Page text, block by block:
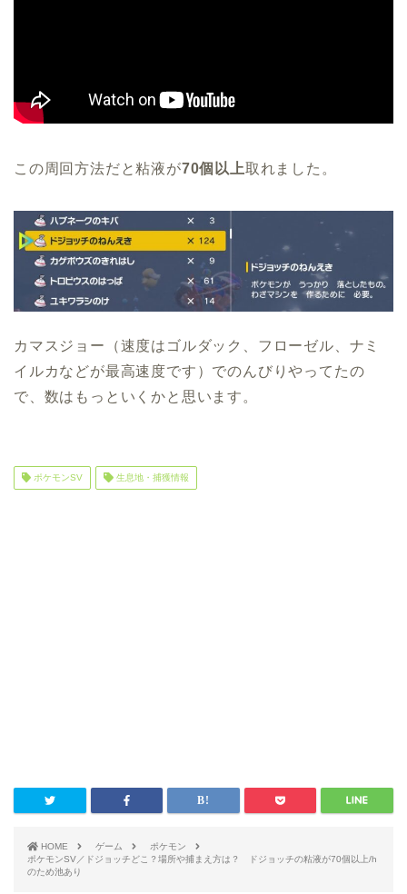
この周回方法だと粘液が70個以上取れました。
カマスジョー（速度はゴルダック、フローゼル、ナミ
イルカなどが最高速度です）でのんびりやってたの
で、数はもっといくかと思います。
ポケモンSV 生息地・捕獲情報
HOME ゲーム
ポケモン
ポケモンSV／ドジョッチどこ？場所や捕まえ方は？ ドジョッチの粘液が70個以上/h
のため池あり